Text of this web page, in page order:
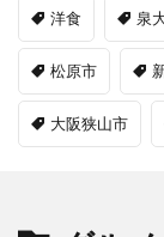
洋食 泉
松原市
大阪狭山市